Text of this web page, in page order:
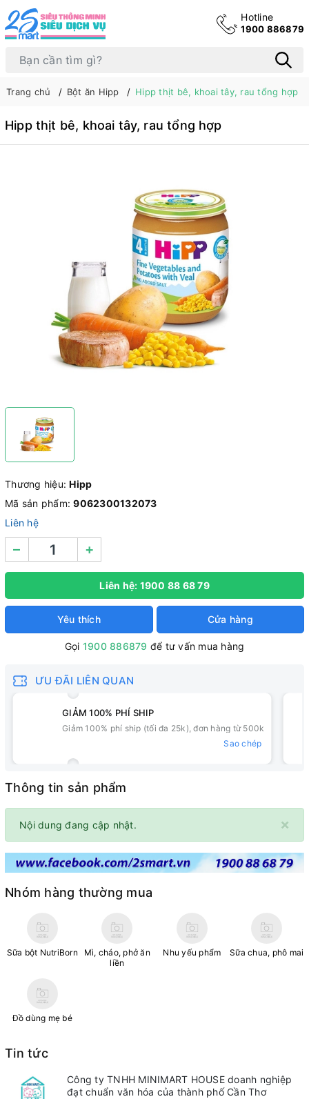
Hotline
1900 886879
Trang chủ Bột ăn Hipp Hipp thịt bê, khoai tây, rau tổng hợp
Hipp thịt bê, khoai tây, rau tổng hợp
Thương hiệu:Hipp
Mã sản phẩm:9062300132073
Liên hệ
– +
Liên hệ: 1900 88 68 79
Yêu thích Cửa hàng
Gọi 1900 886879 để tư vấn mua hàng
ƯU ĐÃI LIÊN QUAN
GIẢM 100% PHÍ SHIP
Giảm 100% phí ship (tối đa 25k), đơn hàng từ 500k
Sao chép
Thông tin sản phẩm
×
Nội dung đang cập nhật.
Nhóm hàng thường mua
Sữa bột NutriBorn
Mì, cháo, phở ăn
liền
Nhu yếu phẩm Sữa chua, phô mai
Đồ dùng mẹ bé
Tin tức
Công ty TNHH MINIMART HOUSE doanh nghiệp
đạt chuẩn văn hóa của thành phố Cần Thơ